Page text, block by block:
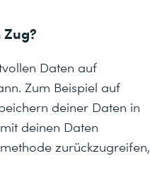
Daten auf
Zum Beispiel auf
deiner Daten in
deinen Daten
zurückzugreifen,